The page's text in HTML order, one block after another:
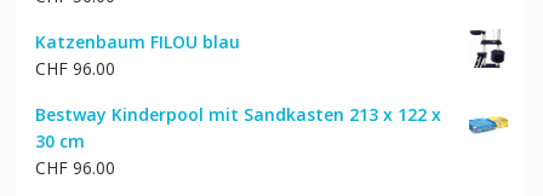
Katzenbaum FILOU blau
CHF96.00
Bestway Kinderpool mit Sandkasten 213 x 122 x
30 cm
CHF96.00